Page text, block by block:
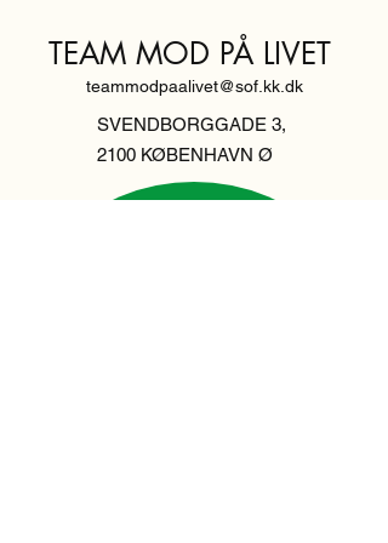
TEAM MOD PÅ LIVET
teammodpaalivet@sof.kk.dk
SVENDBORGGADE 3,
2100 KØBENHAVN Ø